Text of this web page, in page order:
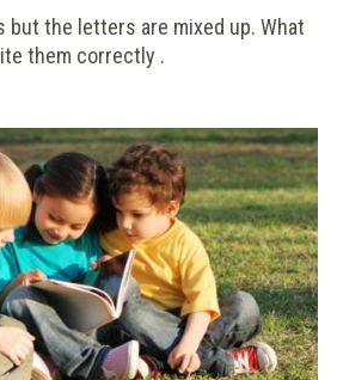
but the letters are mixed up. What
them correctly .